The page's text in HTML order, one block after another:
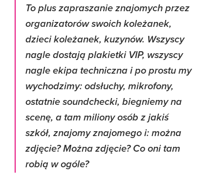
To plus zapraszanie znajomych przez
organizatorów swoich koleżanek,
dzieci koleżanek, kuzynów. Wszyscy
nagle dostają plakietki VIP, wszyscy
nagle ekipa techniczna i po prostu my
wychodzimy: odsłuchy, mikrofony,
ostatnie soundchecki, biegniemy na
scenę, a tam miliony osób z jakiś
szkół, znajomy znajomego i: można
zdjęcie? Można zdjęcie? Co oni tam
robią w ogóle?